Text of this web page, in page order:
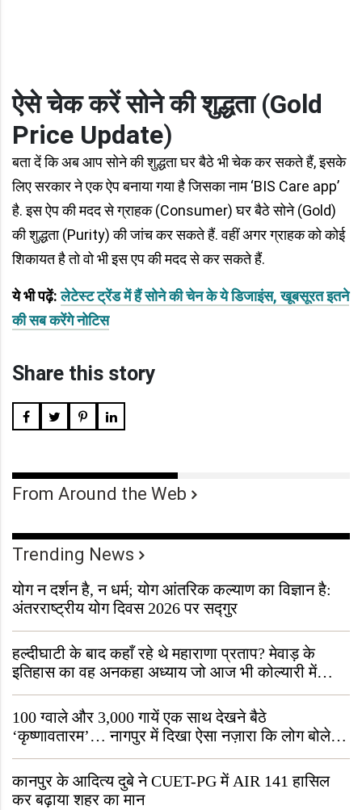
ऐसे चेक करें सोने की शुद्धता(Gold
Price Update)
बता दें कि अब आप सोने की शुद्धता घर बैठे भी चेक कर सकते हैं, इसके
लिए सरकार ने एक ऐप बनाया गया है जिसका नाम ‘BIS Care app’
है. इस ऐप की मदद से ग्राहक (Consumer) घर बैठे सोने (Gold)
की शुद्धता (Purity) की जांच कर सकते हैं. वहीं अगर ग्राहक को कोई
शिकायत है तो वो भी इस एप की मदद से कर सकते हैं.
ये भी पढ़ें: लेटेस्ट ट्रेंड में हैं सोने की चेन के ये डिजाइंस, खूबसूरत इतने
की सब करेंगे नोटिस
Share this story
From Around the Web
Trending News
योग न दर्शन है, न धर्म; योग आंतरिक कल्याण का विज्ञान है:
अंतरराष्ट्रीय योग दिवस 2026 पर सद्गुर
हल्दीघाटी के बाद कहाँ रहे थे महाराणा प्रताप? मेवाड़ के
इतिहास का वह अनकहा अध्याय जो आज भी कोल्यारी में
जीवित है
100 ग्वाले और 3,000 गायें एक साथ देखने बैठे
‘कृष्णावतारम’… नागपुर में दिखा ऐसा नज़ारा कि लोग बोले,
“ऐसा तो सिर्फ़ कृष्ण ही कर सकते हैं”
कानपुर के आदित्य दुबे ने CUET-PG में AIR 141 हासिल
कर बढ़ाया शहर का मान